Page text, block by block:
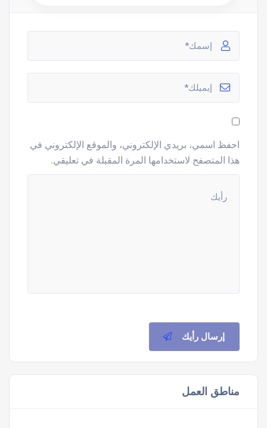
احفظ اسمي، بريدي الإلكتروني، والموقع الإلكتروني في
هذا المتصفح لاستخدامها المرة المقبلة في تعليقي.
إرسال رأيك
مناطق العمل